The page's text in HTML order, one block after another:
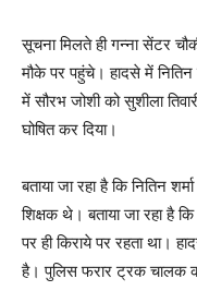
सूचना मिलते ही गन्ना सेंटर
मौके पर पहुंचे। हादसे में
में सौरभ जोशी को सुशीला
घोषित कर दिया।
बताया जा रहा है कि नितिन
शिक्षक थे। बताया जा रहा है
पर ही किराये पर रहता था।
है। पुलिस फरार ट्रक चालक